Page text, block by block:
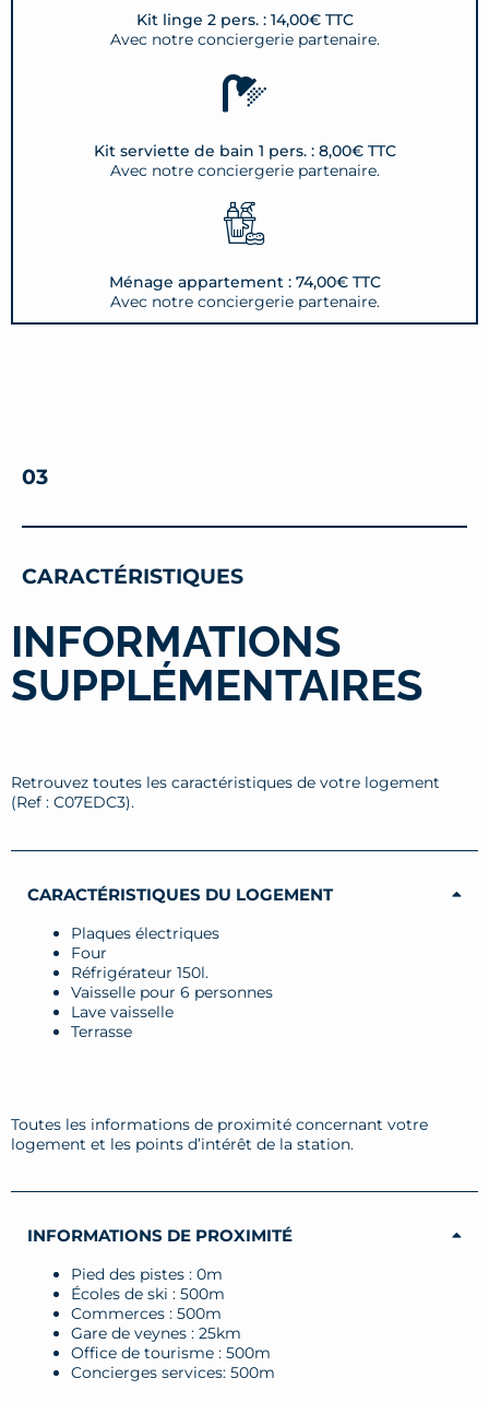
Kit linge 2 pers. : 14,00€ TTC
Avec notre conciergerie partenaire.
Kit serviette de bain 1 pers. : 8,00€ TTC
Avec notre conciergerie partenaire.
Ménage appartement : 74,00€ TTC
Avec notre conciergerie partenaire.
03
CARACTÉRISTIQUES
INFORMATIONS
SUPPLÉMENTAIRES
Retrouvez toutes les caractéristiques de votre logement
(Ref : C07EDC3).
CARACTÉRISTIQUES DU LOGEMENT
Plaques électriques
Four
Réfrigérateur 150l.
Vaisselle pour 6 personnes
Lave vaisselle
Terrasse
Toutes les informations de proximité concernant votre
logement et les points d’intérêt de la station.
INFORMATIONS DE PROXIMITÉ
Pied des pistes : 0m
Écoles de ski : 500m
Commerces : 500m
Gare de veynes : 25km
Office de tourisme : 500m
Concierges services: 500m